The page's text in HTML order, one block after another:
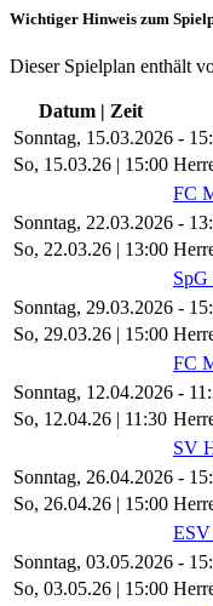
Wichtiger Hinweis zum
Dieser Spielplan enthält
Datum | Zeit
Sonntag, 15.03.2026 -
So, 15.03.26 | 15:00
FC
Sonntag, 22.03.2026 -
So, 22.03.26 | 13:00
Sonntag, 29.03.2026 -
So, 29.03.26 | 15:00
FC
Sonntag, 12.04.2026 -
So, 12.04.26 | 11:30
SV
Sonntag, 26.04.2026 -
So, 26.04.26 | 15:00
Sonntag, 03.05.2026 -
So, 03.05.26 | 15:00